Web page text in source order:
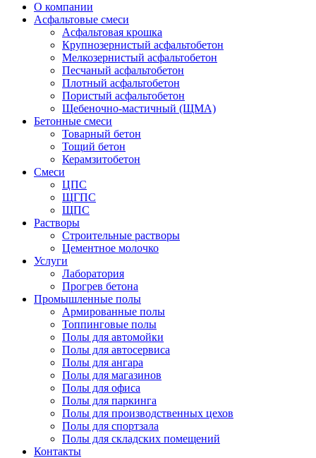
О компании
Асфальтовые смеси
Асфальтовая крошка
Крупнозернистый асфальтобетон
Мелкозернистый асфальтобетон
Песчаный асфальтобетон
Плотный асфальтобетон
Пористый асфальтобетон
Щебеночно-мастичный (ЩМА)
Бетонные смеси
Товарный бетон
Тощий бетон
Керамзитобетон
Смеси
ЦПС
ЩГПС
ЩПС
Растворы
Строительные растворы
Цементное молочко
Услуги
Лаборатория
Прогрев бетона
Промышленные полы
Армированные полы
Топпинговые полы
Полы для автомойки
Полы для автосервиса
Полы для ангара
Полы для магазинов
Полы для офиса
Полы для паркинга
Полы для производственных цехов
Полы для спортзала
Полы для складских помещений
Контакты